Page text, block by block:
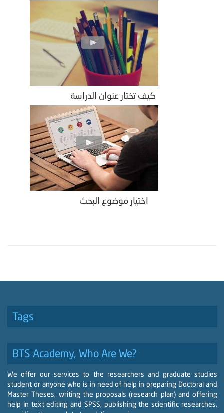
كيف تختار عنوان الدراسة
اختيار موضوع البحث
Tags
BTS Academy, Who Are We?
We offer our services to the researchers and graduate studies
student or anyone who is in need of help in preparing Doctoral and
Master Theses, writing the proposals (research plan) and offering
help in text editing and SPSS, publishing the scientific researches,